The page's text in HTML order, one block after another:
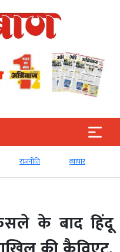
राजनीति व्‍यापार
के बाद हिंदू